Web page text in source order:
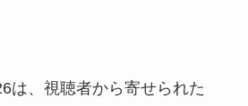
は、視聴者から寄せられた